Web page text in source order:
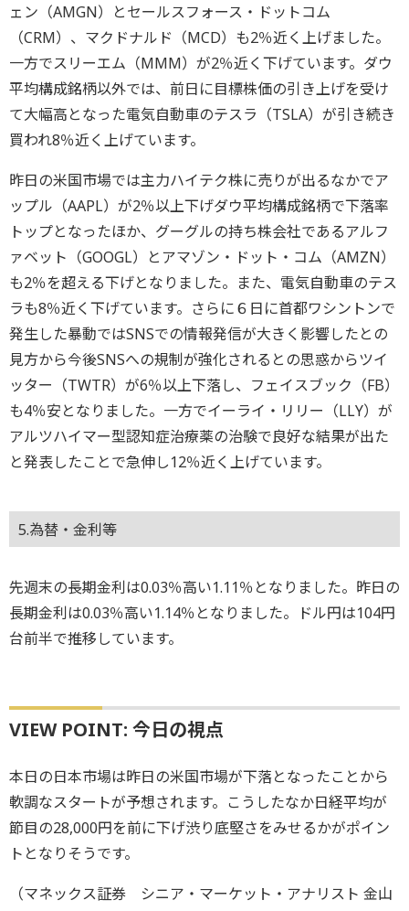
ェン（AMGN）とセールスフォース・ドットコム
（CRM）、マクドナルド（MCD）も2％近く上げました。
一方でスリーエム（MMM）が2％近く下げています。ダウ
平均構成銘柄以外では、前日に目標株価の引き上げを受け
て大幅高となった電気自動車のテスラ（TSLA）が引き続き
買われ8％近く上げています。
昨日の米国市場では主力ハイテク株に売りが出るなかでア
ップル（AAPL）が2％以上下げダウ平均構成銘柄で下落率
トップとなったほか、グーグルの持ち株会社であるアルフ
ァベット（GOOGL）とアマゾン・ドット・コム（AMZN）
も2％を超える下げとなりました。また、電気自動車のテス
ラも8％近く下げています。さらに６日に首都ワシントンで
発生した暴動ではSNSでの情報発信が大きく影響したとの
見方から今後SNSへの規制が強化されるとの思惑からツイ
ッター（TWTR）が6％以上下落し、フェイスブック（FB）
も4％安となりました。一方でイーライ・リリー（LLY）が
アルツハイマー型認知症治療薬の治験で良好な結果が出た
と発表したことで急伸し12％近く上げています。
5.為替・金利等
先週末の長期金利は0.03％高い1.11％となりました。昨日の
長期金利は0.03％高い1.14％となりました。ドル円は104円
台前半で推移しています。
VIEW POINT: 今日の視点
本日の日本市場は昨日の米国市場が下落となったことから
軟調なスタートが予想されます。こうしたなか日経平均が
節目の28,000円を前に下げ渋り底堅さをみせるかがポイン
トとなりそうです。
（マネックス証券 シニア・マーケット・アナリスト 金山